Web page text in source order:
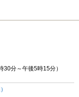
分～午後5時15分）